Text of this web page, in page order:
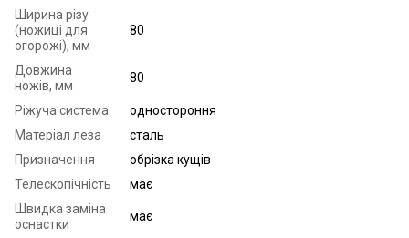
Ширина різу
(ножиці для
огорожі), мм
80
Довжина
ножів, мм
80
Ріжуча система
одностороння
Матеріал леза
сталь
Призначення
обрізка кущів
Телескопічність
має
Швидка заміна
оснастки
має